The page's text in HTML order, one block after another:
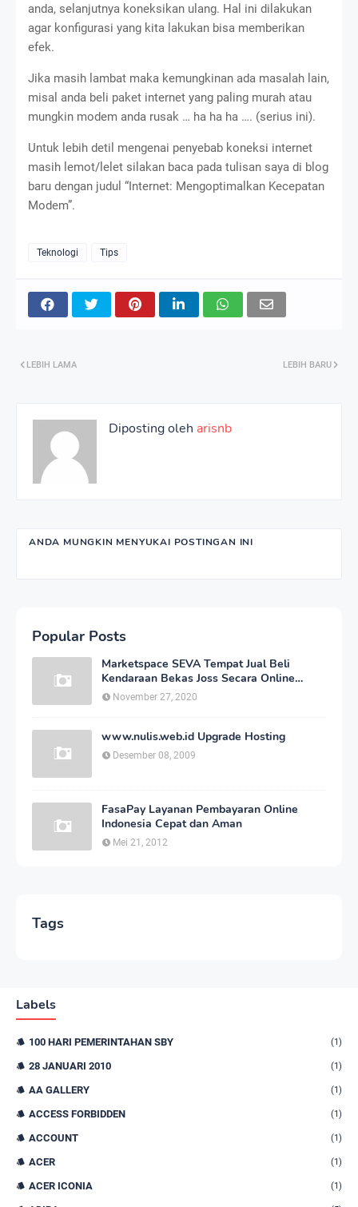
anda, selanjutnya koneksikan ulang. Hal ini dilakukan
agar konfigurasi yang kita lakukan bisa memberikan
efek.
Jika masih lambat maka kemungkinan ada masalah lain,
misal anda beli paket internet yang paling murah atau
mungkin modem anda rusak … ha ha ha …. (serius ini).
Untuk lebih detil mengenai penyebab koneksi internet
masih lemot/lelet silakan baca pada tulisan saya di blog
baru dengan judul “Internet: Mengoptimalkan Kecepatan
Modem”.
Teknologi Tips
LEBIH BARU
LEBIH LAMA
Diposting oleh arisnb
ANDA MUNGKIN MENYUKAI POSTINGAN INI
Popular Posts
Marketspace SEVA Tempat Jual Beli
Kendaraan Bekas Joss Secara Online
Dengan Harga Bersahabat
November 27, 2020
www.nulis.web.id Upgrade Hosting
Desember 08, 2009
FasaPay Layanan Pembayaran Online
Indonesia Cepat dan Aman
Mei 21, 2012
Tags
Labels
100 HARI PEMERINTAHAN SBY (1)
28 JANUARI 2010 (1)
AA GALLERY (1)
ACCESS FORBIDDEN (1)
ACCOUNT (1)
ACER (1)
ACER ICONIA (1)